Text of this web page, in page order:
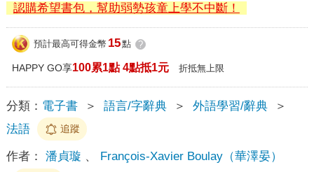
認購希望書包，幫助弱勢孩童上學不中斷！
預計最高可得金幣 15點 ?
HAPPY GO享100累1點 4點抵1元 折抵無上限
分類： 電子書 ＞ 語言/字辭典 ＞ 外語學習/辭典
＞
法語
追蹤
作者： 潘貞璇 、 François-Xavier Boulay（華澤晏）